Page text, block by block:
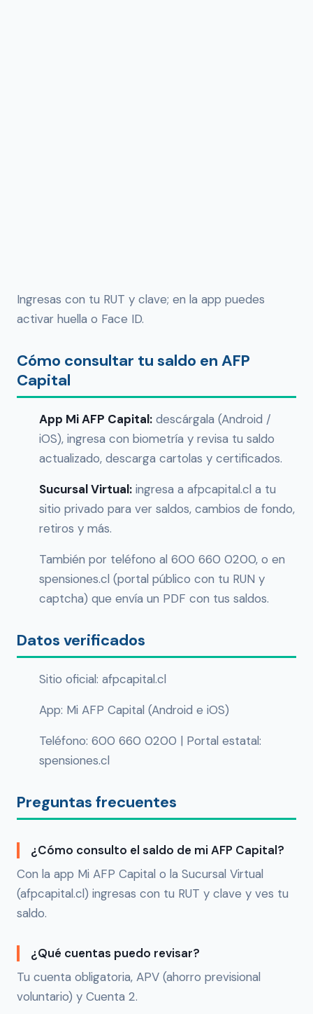
Ingresas con tu RUT y clave; en la app puedes
activar huella o Face ID.
Cómo consultar tu saldo en AFP
Capital
App Mi AFP Capital: descárgala (Android /
iOS), ingresa con biometría y revisa tu saldo
actualizado, descarga cartolas y certificados.
Sucursal Virtual: ingresa a afpcapital.cl a tu
sitio privado para ver saldos, cambios de fondo,
retiros y más.
También por teléfono al 600 660 0200, o en
spensiones.cl (portal público con tu RUN y
captcha) que envía un PDF con tus saldos.
Datos verificados
Sitio oficial: afpcapital.cl
App: Mi AFP Capital (Android e iOS)
Teléfono: 600 660 0200 | Portal estatal:
spensiones.cl
Preguntas frecuentes
¿Cómo consulto el saldo de mi AFP Capital?
Con la app Mi AFP Capital o la Sucursal Virtual
(afpcapital.cl) ingresas con tu RUT y clave y ves tu
saldo.
¿Qué cuentas puedo revisar?
Tu cuenta obligatoria, APV (ahorro previsional
voluntario) y Cuenta 2.